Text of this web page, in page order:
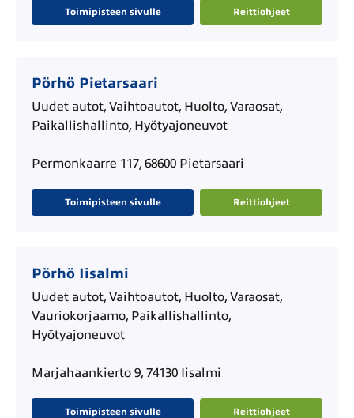
Toimipisteen sivulle Reittiohjeet
Pörhö Pietarsaari
Uudet autot, Vaihtoautot, Huolto, Varaosat,
Paikallishallinto, Hyötyajoneuvot
Permonkaarre 117, 68600 Pietarsaari
Toimipisteen sivulle Reittiohjeet
Pörhö Iisalmi
Uudet autot, Vaihtoautot, Huolto, Varaosat,
Vauriokorjaamo, Paikallishallinto,
Hyötyajoneuvot
Marjahaankierto 9, 74130 Iisalmi
Toimipisteen sivulle Reittiohjeet